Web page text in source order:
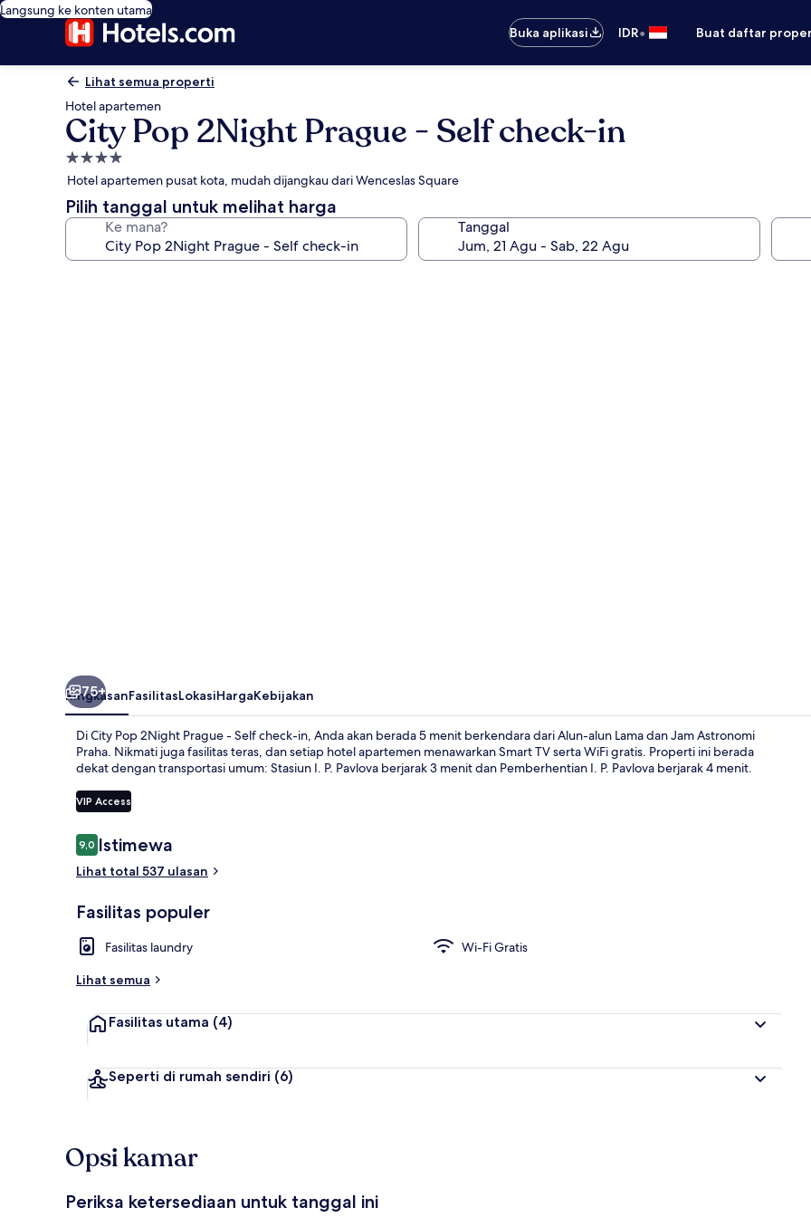
Langsung ke konten utama
Buka aplikasi
IDR• Buat daftar
Lihat semua properti
Hotel apartemen
City Pop 2Night Prague - Self check-in
Properti
bintang
4.0
Hotel apartemen pusat kota, mudah dijangkau dari Wenceslas Square
Pilih tanggal untuk melihat harga
Ke mana? Tanggal
75+
RingkasanFasilitasLokasiHargaKebijakan
Di City Pop 2Night Prague - Self check-in, Anda akan berada 5 menit berkendara dari Alun-alun Lama dan Jam Astronomi
Praha. Nikmati juga fasilitas teras, dan setiap hotel apartemen menawarkan Smart TV serta WiFi gratis. Properti ini berada
dekat dengan transportasi umum: Stasiun I. P. Pavlova berjarak 3 menit dan Pemberhentian I. P. Pavlova berjarak 4 menit.
VIP Access
Ulasan
9,09,0 dari 10
Istimewa
Lihat total 537 ulasan
Fasilitas populer
Fasilitas laundry
Wi-Fi Gratis
Lihat semua
Fasilitas utama (4)
Seperti di rumah sendiri (6)
Opsi kamar
Periksa ketersediaan untuk tanggal ini